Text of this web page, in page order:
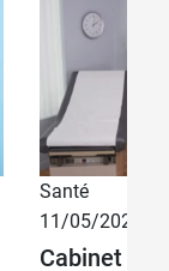
Santé
11/05/2026
Cabinet